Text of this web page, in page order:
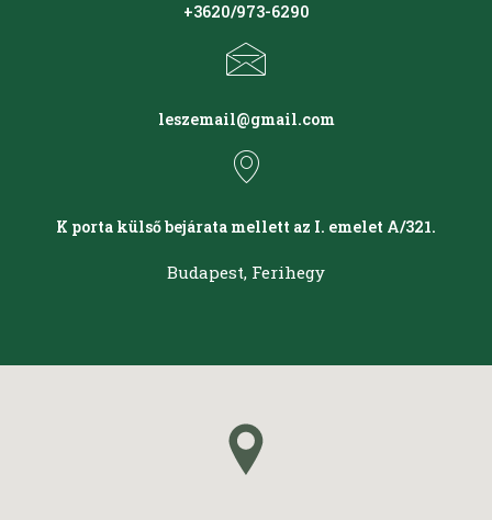
+3620/973-6290
leszemail@gmail.com
K porta külső bejárata mellett az I. emelet A/321.
Budapest, Ferihegy